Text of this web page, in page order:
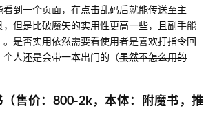
到一个页面，在点击乱码后就能传送至主
，但是比破魔矢的实用性更高一些，且副手能
是否实用依然需要看使用者是喜欢打指令回
人还是会带一本出门的（虽然不怎么用的
（售价：800-2k，本体：附魔书，推